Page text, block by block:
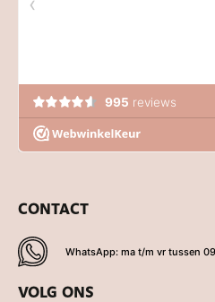
CONTACT
WhatsApp: ma t/m vr tussen
VOLG ONS